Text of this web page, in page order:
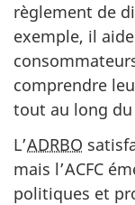
règlement de
exemple, il
comprendre
tout au long du
L’ADRBO
mais l’ACFC
politiques et